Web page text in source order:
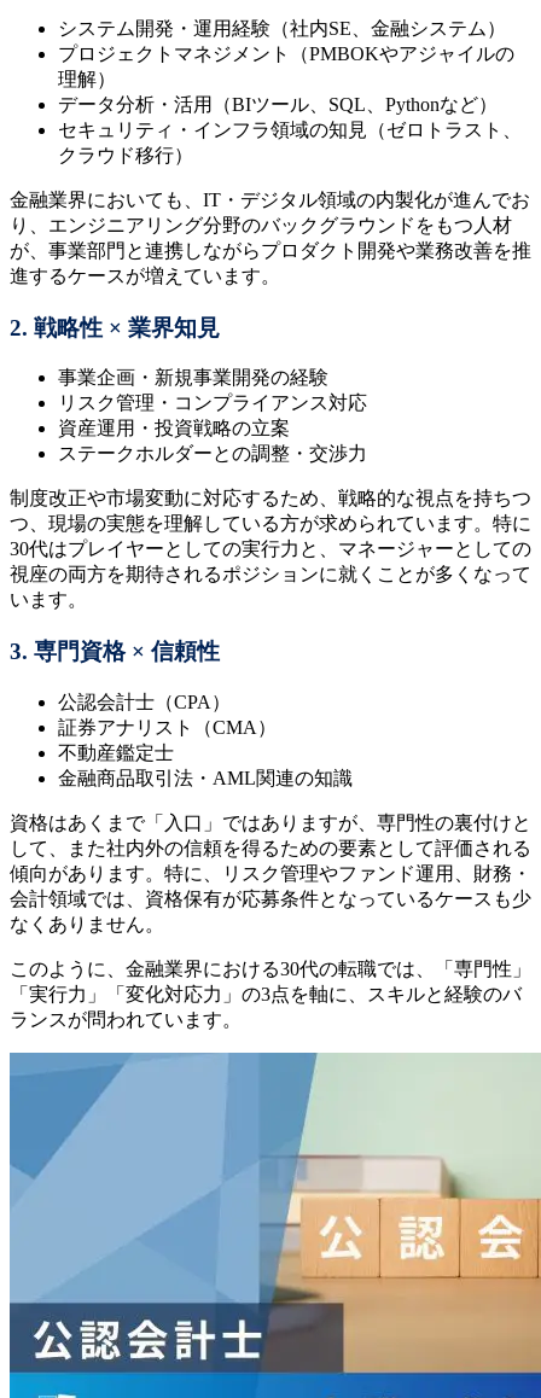
システム開発・運用経験（社内SE、金融システム）
プロジェクトマネジメント（PMBOKやアジャイルの
理解）
データ分析・活用（BIツール、SQL、Pythonなど）
セキュリティ・インフラ領域の知見（ゼロトラスト、
クラウド移行）
金融業界においても、IT・デジタル領域の内製化が進んでお
り、エンジニアリング分野のバックグラウンドをもつ人材
が、事業部門と連携しながらプロダクト開発や業務改善を推
進するケースが増えています。
2. 戦略性 × 業界知見
事業企画・新規事業開発の経験
リスク管理・コンプライアンス対応
資産運用・投資戦略の立案
ステークホルダーとの調整・交渉力
制度改正や市場変動に対応するため、戦略的な視点を持ちつ
つ、現場の実態を理解している方が求められています。特に
30代はプレイヤーとしての実行力と、マネージャーとしての
視座の両方を期待されるポジションに就くことが多くなって
います。
3. 専門資格 × 信頼性
公認会計士（CPA）
証券アナリスト（CMA）
不動産鑑定士
金融商品取引法・AML関連の知識
資格はあくまで「入口」ではありますが、専門性の裏付けと
して、また社内外の信頼を得るための要素として評価される
傾向があります。特に、リスク管理やファンド運用、財務・
会計領域では、資格保有が応募条件となっているケースも少
なくありません。
このように、金融業界における30代の転職では、「専門性」
「実行力」「変化対応力」の3点を軸に、スキルと経験のバ
ランスが問われています。